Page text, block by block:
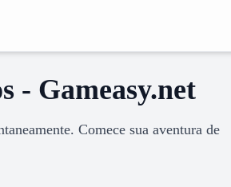
- Gameasy.net
Comece sua aventura de